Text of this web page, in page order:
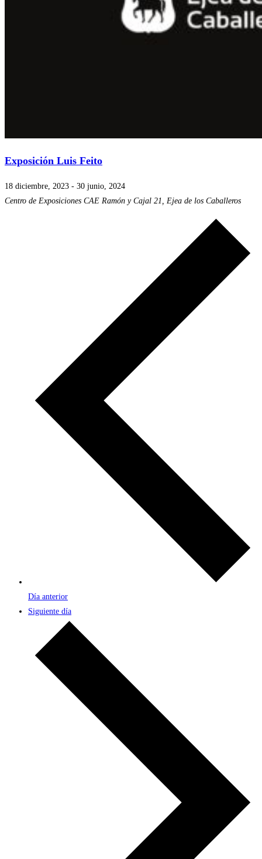
Exposición Luis Feito
18 diciembre, 2023 - 30 junio, 2024
Centro de Exposiciones CAE Ramón y Cajal 21, Ejea de los Caballeros
Día anterior
Siguiente día